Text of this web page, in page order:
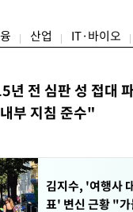
산업 IT·바이오
년 전 심판 성 접대
부 지침 준수"
김지수, '여행사
표' 변신 근황 "